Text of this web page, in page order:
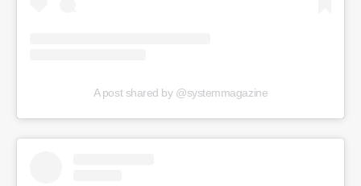
A post shared by @systemmagazine